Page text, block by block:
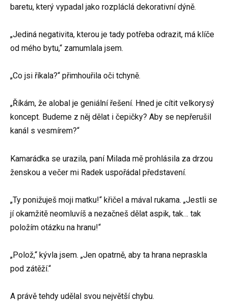
baretu, který vypadal jako rozpláclá dekorativní dýně.
„Jediná negativita, kterou je tady potřeba odrazit, má klíče
od mého bytu,“ zamumlala jsem.
„Co jsi říkala?“ přimhouřila oči tchyně.
„Říkám, že alobal je geniální řešení. Hned je cítit velkorysý
koncept. Budeme z něj dělat i čepičky? Aby se nepřerušil
kanál s vesmírem?“
Kamarádka se urazila, paní Milada mě prohlásila za drzou
ženskou a večer mi Radek uspořádal představení.
„Ty ponižuješ moji matku!“ křičel a mával rukama. „Jestli se
jí okamžitě neomluvíš a nezačneš dělat aspik, tak… tak
položím otázku na hranu!“
„Polož,“ kývla jsem. „Jen opatrně, aby ta hrana nepraskla
pod zátěží.“
A právě tehdy udělal svou největší chybu.